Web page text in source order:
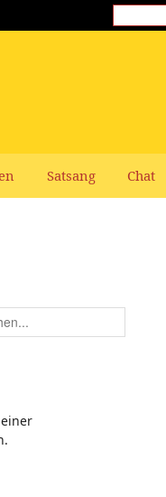
Satsang Chat